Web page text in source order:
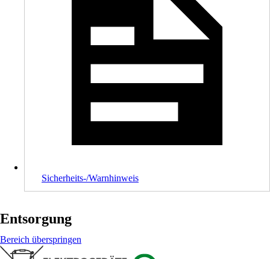
Sicherheits-/Warnhinweis
Entsorgung
Bereich überspringen